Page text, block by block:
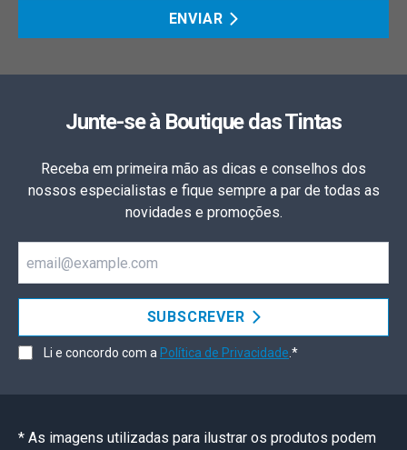
ENVIAR
Junte-se à Boutique das Tintas
Receba em primeira mão as dicas e conselhos dos
nossos especialistas e fique sempre a par de todas as
novidades e promoções.
SUBSCREVER
Li e concordo com a Política de Privacidade .*
* As imagens utilizadas para ilustrar os produtos podem